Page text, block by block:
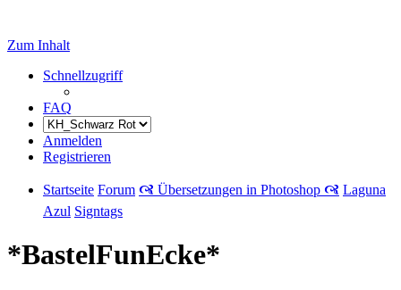
Zum Inhalt
Schnellzugriff
FAQ
Anmelden
Registrieren
Startseite Forum 🙧 Übersetzungen in Photoshop 🙧 Laguna
Azul Signtags
*BastelFunEcke*